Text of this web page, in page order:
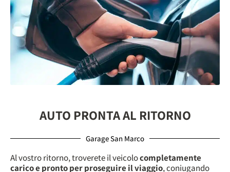
AUTO PRONTA AL RITORNO
Garage San Marco
Al vostro ritorno, troverete il veicolocompletamente
carico e pronto per proseguire il viaggio, coniugando